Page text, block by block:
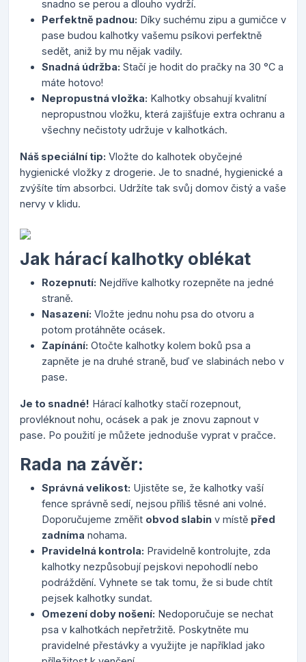
snadno se perou a dlouho vydrží.
Perfektně padnou: Díky suchému zipu a gumičce v
pase budou kalhotky vašemu psíkovi perfektně
sedět, aniž by mu nějak vadily.
Snadná údržba: Stačí je hodit do pračky na 30 °C a
máte hotovo!
Nepropustná vložka: Kalhotky obsahují kvalitní
nepropustnou vložku, která zajišťuje extra ochranu a
všechny nečistoty udržuje v kalhotkách.
Náš speciální tip: Vložte do kalhotek obyčejné
hygienické vložky z drogerie. Je to snadné, hygienické a
zvýšíte tím absorbci. Udržíte tak svůj domov čistý a vaše
nervy v klidu.
Jak hárací kalhotky oblékat
Rozepnutí: Nejdříve kalhotky rozepněte na jedné
straně.
Nasazení: Vložte jednu nohu psa do otvoru a
potom protáhněte ocásek.
Zapínání: Otočte kalhotky kolem boků psa a
zapněte je na druhé straně, buď ve slabinách nebo v
pase.
Je to snadné! Hárací kalhotky stačí rozepnout,
provléknout nohu, ocásek a pak je znovu zapnout v
pase. Po použití je můžete jednoduše vyprat v pračce.
Rada na závěr:
Správná velikost: Ujistěte se, že kalhotky vaší
fence správně sedí, nejsou příliš těsné ani volné.
Doporučujeme změřit obvod slabin v místě před
zadníma nohama.
Pravidelná kontrola: Pravidelně kontrolujte, zda
kalhotky nezpůsobují pejskovi nepohodlí nebo
podráždění. Vyhnete se tak tomu, že si bude chtít
pejsek kalhotky sundat.
Omezení doby nošení: Nedoporučuje se nechat
psa v kalhotkách nepřetržitě. Poskytněte mu
pravidelné přestávky a využijte je například jako